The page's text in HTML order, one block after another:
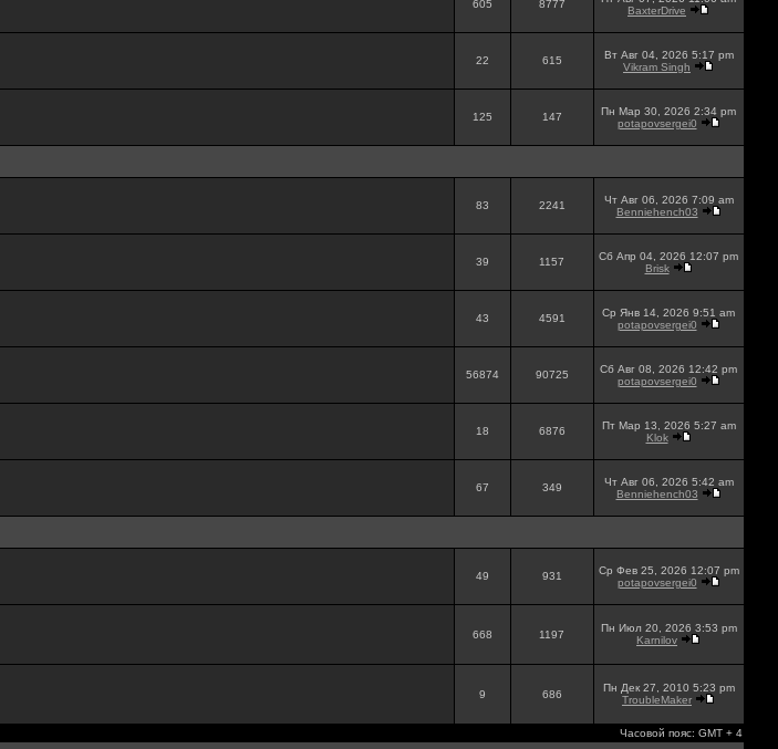
605 8777
BaxterDrive
22 615
Вт Авг 04, 2026 5:17 pm
Vikram Singh
125 147
Пн Мар 30, 2026 2:34 pm
potapovsergei0
83 2241
Чт Авг 06, 2026 7:09 am
Benniehench03
39 1157
Сб Апр 04, 2026 12:07 pm
Brisk
43 4591
Ср Янв 14, 2026 9:51 am
potapovsergei0
56874 90725
Сб Авг 08, 2026 12:42 pm
potapovsergei0
18 6876
Пт Мар 13, 2026 5:27 am
Klok
67 349
Чт Авг 06, 2026 5:42 am
Benniehench03
49 931
Ср Фев 25, 2026 12:07 pm
potapovsergei0
668 1197
Пн Июл 20, 2026 3:53 pm
Karnilov
9 686
Пн Дек 27, 2010 5:23 pm
TroubleMaker
Часовой пояс: GMT + 4